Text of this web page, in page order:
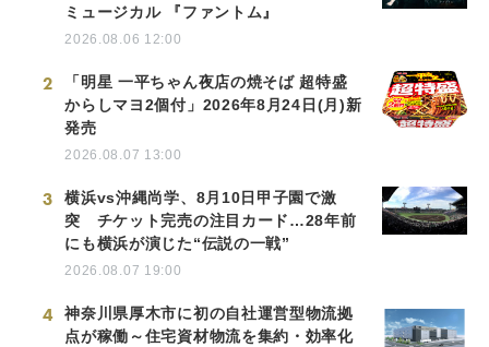
ミュージカル 『ファントム』
2026.08.06 12:00
2
「明星 一平ちゃん夜店の焼そば 超特盛
からしマヨ2個付」2026年8月24日(月)新
発売
2026.08.07 13:00
3
横浜vs沖縄尚学、8月10日甲子園で激
突 チケット完売の注目カード…28年前
にも横浜が演じた“伝説の一戦”
2026.08.07 19:00
4
神奈川県厚木市に初の自社運営型物流拠
点が稼働～住宅資材物流を集約・効率化